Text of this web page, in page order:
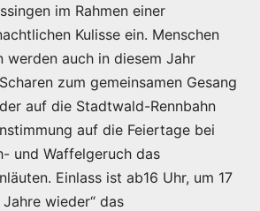
im Rahmen einer
Kulisse ein. Menschen
werden auch in diesem Jahr
zum gemeinsamen Gesang
auf die Stadtwald-Rennbahn
auf die Feiertage bei
und Waffelgeruch das
Einlass ist ab16 Uhr, um 17
wieder“ das